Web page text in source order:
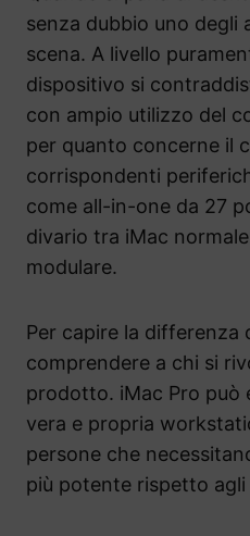
senza dubbio uno
scena. A livello
dispositivo si
con ampio utilizzo del
per quanto concerne il
corrispondenti
come all-in-one da 27
divario tra iMac
modulare.
Per capire la differenza
comprendere a chi si
prodotto. iMac Pro può
vera e propria
persone che
più potente rispetto